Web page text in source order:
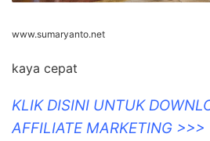
www.sumaryanto.net
kaya cepat
KLIK DISINI UNTUK
AFFILIATE MARKETING >>>